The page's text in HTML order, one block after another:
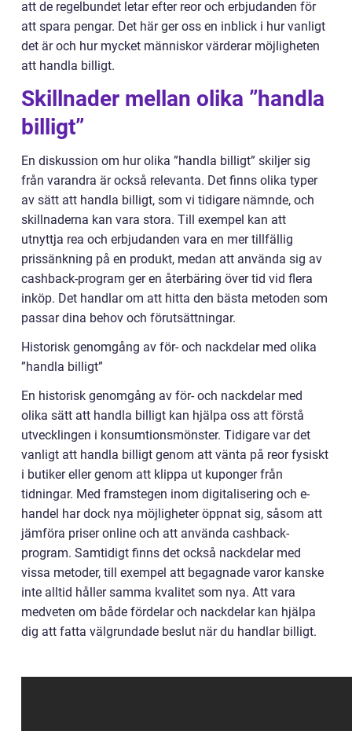
att de regelbundet letar efter reor och erbjudanden för
att spara pengar. Det här ger oss en inblick i hur vanligt
det är och hur mycket människor värderar möjligheten
att handla billigt.
Skillnader mellan olika ”handla
billigt”
En diskussion om hur olika ”handla billigt” skiljer sig
från varandra är också relevanta. Det finns olika typer
av sätt att handla billigt, som vi tidigare nämnde, och
skillnaderna kan vara stora. Till exempel kan att
utnyttja rea och erbjudanden vara en mer tillfällig
prissänkning på en produkt, medan att använda sig av
cashback-program ger en återbäring över tid vid flera
inköp. Det handlar om att hitta den bästa metoden som
passar dina behov och förutsättningar.
Historisk genomgång av för- och nackdelar med olika
”handla billigt”
En historisk genomgång av för- och nackdelar med
olika sätt att handla billigt kan hjälpa oss att förstå
utvecklingen i konsumtionsmönster. Tidigare var det
vanligt att handla billigt genom att vänta på reor fysiskt
i butiker eller genom att klippa ut kuponger från
tidningar. Med framstegen inom digitalisering och e-
handel har dock nya möjligheter öppnat sig, såsom att
jämföra priser online och att använda cashback-
program. Samtidigt finns det också nackdelar med
vissa metoder, till exempel att begagnade varor kanske
inte alltid håller samma kvalitet som nya. Att vara
medveten om både fördelar och nackdelar kan hjälpa
dig att fatta välgrundade beslut när du handlar billigt.